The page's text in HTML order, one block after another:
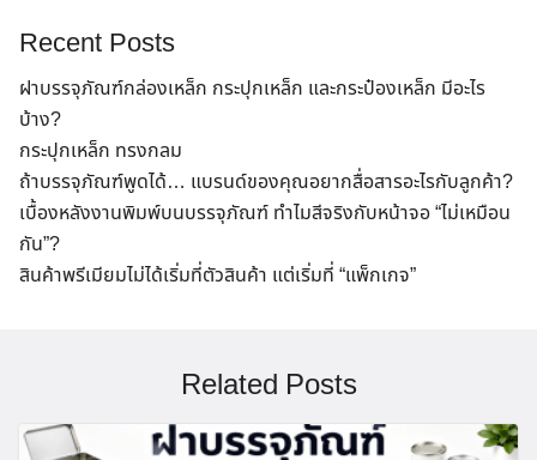
Recent Posts
ฝาบรรจุภัณฑ์กล่องเหล็ก กระปุกเหล็ก และกระป๋องเหล็ก มีอะไร
บ้าง?
กระปุกเหล็ก ทรงกลม
ถ้าบรรจุภัณฑ์พูดได้… แบรนด์ของคุณอยากสื่อสารอะไรกับลูกค้า?
เบื้องหลังงานพิมพ์บนบรรจุภัณฑ์ ทำไมสีจริงกับหน้าจอ “ไม่เหมือน
กัน”?
สินค้าพรีเมียมไม่ได้เริ่มที่ตัวสินค้า แต่เริ่มที่ “แพ็กเกจ”
Related Posts